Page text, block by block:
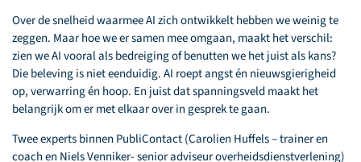
Over de snelheid waarmee AI zich ontwikkelt hebben we weinig te
zeggen. Maar hoe we er samen mee omgaan, maakt het verschil:
zien we AI vooral als bedreiging of benutten we het juist als kans?
Die beleving is niet eenduidig. AI roept angst én nieuwsgierigheid
op, verwarring én hoop. En juist dat spanningsveld maakt het
belangrijk om er met elkaar over in gesprek te gaan.
Twee experts binnen PubliContact (Carolien Huffels – trainer en
coach en Niels Venniker- senior adviseur overheidsdienstverlening)